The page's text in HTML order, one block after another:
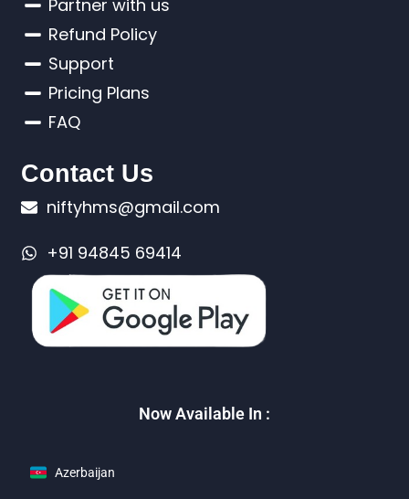
Partner with us
Refund Policy
Support
Pricing Plans
FAQ
Contact Us
niftyhms@gmail.com
+91 94845 69414
Now Available In :
Azerbaijan